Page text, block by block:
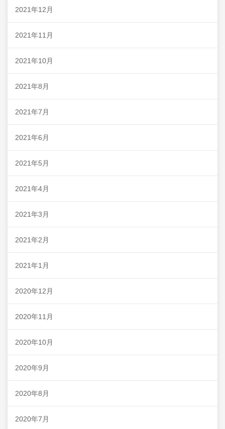
2021年12月
2021年11月
2021年10月
2021年8月
2021年7月
2021年6月
2021年5月
2021年4月
2021年3月
2021年2月
2021年1月
2020年12月
2020年11月
2020年10月
2020年9月
2020年8月
2020年7月